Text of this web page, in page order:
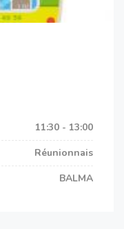
11:30 - 13:00
Réunionnais
BALMA